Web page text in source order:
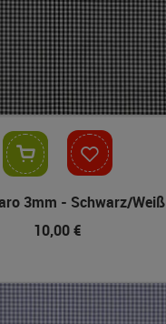
3mm - Schwarz/Weiß
10,00 €